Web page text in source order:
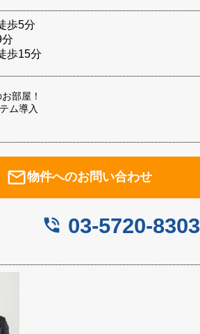
歩5分
歩15分
部屋！
ム導入
mail_outline物件へのお問い合わせ
phone_in_talk 03-5720-8303